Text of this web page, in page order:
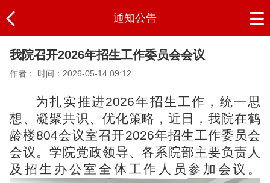
通知公告
我院召开2026年招生工作委员会会议
作者： 时间：2026-05-14 09:12
为扎实推进2026年招生工作，统一思
想、凝聚共识、优化策略，近日，我院在鹤
龄楼804会议室召开2026年招生工作委员会
会议。学院党政领导、各系院部主要负责人
及招生办公室全体工作人员参加会议。